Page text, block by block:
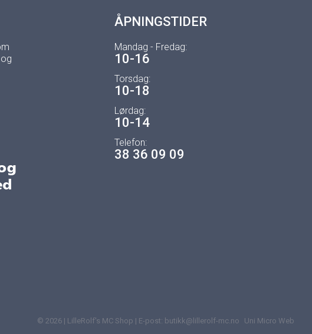
ÅPNINGSTIDER
Mandag - Fredag:
10-16
Torsdag:
10-18
Lørdag:
10-14
Telefon:
38 36 09 09
© 2026 | LilleRolf's MC Shop | E-post: butikk@lillerolf-mc.no Uni Micro Web